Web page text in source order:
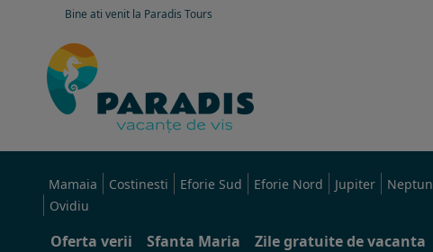
Bine ati venit la Paradis Tours
Mamaia Costinesti Eforie Sud Eforie Nord Jupiter Neptun
Ovidiu
Oferta verii Sfanta Maria Zile gratuite de vacanta